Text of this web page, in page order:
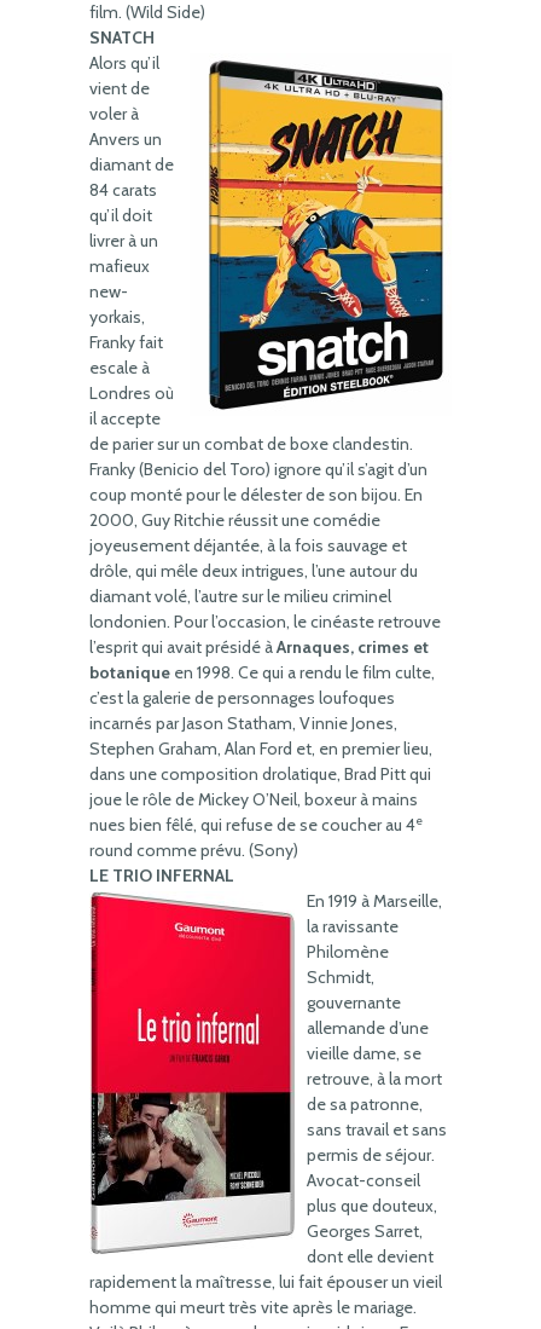
film. (Wild Side)
SNATCH
Alors qu’il
vient de
voler à
Anvers un
diamant de
84 carats
qu’il doit
livrer à un
mafieux
new-
yorkais,
Franky fait
escale à
Londres où
il accepte
de parier sur un combat de boxe clandestin.
Franky (Benicio del Toro) ignore qu’il s’agit d’un
coup monté pour le délester de son bijou. En
2000, Guy Ritchie réussit une comédie
joyeusement déjantée, à la fois sauvage et
drôle, qui mêle deux intrigues, l’une autour du
diamant volé, l’autre sur le milieu criminel
londonien. Pour l’occasion, le cinéaste retrouve
l’esprit qui avait présidé àArnaques, crimes et
botanique en 1998. Ce qui a rendu le film culte,
c’est la galerie de personnages loufoques
incarnés par Jason Statham, Vinnie Jones,
Stephen Graham, Alan Ford et, en premier lieu,
dans une composition drolatique, Brad Pitt qui
joue le rôle de Mickey O’Neil, boxeur à mains
nues bien fêlé, qui refuse de se coucher au 4e
round comme prévu. (Sony)
LE TRIO INFERNAL
En 1919 à Marseille,
la ravissante
Philomène
Schmidt,
gouvernante
allemande d’une
vieille dame, se
retrouve, à la mort
de sa patronne,
sans travail et sans
permis de séjour.
Avocat-conseil
plus que douteux,
Georges Sarret,
dont elle devient
rapidement la maîtresse, lui fait épouser un vieil
homme qui meurt très vite après le mariage.